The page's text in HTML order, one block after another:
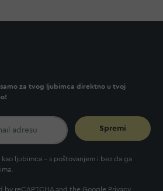
za tvog ljubimca direktno u tvoj
Spremi
ljubimca - s poštovanjem i bez da ga
by reCAPTCHA and the Google Privacy